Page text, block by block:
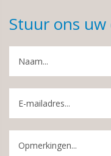
Stuur ons